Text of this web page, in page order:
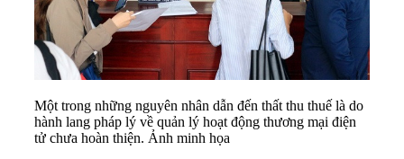
Một trong những nguyên nhân dẫn đến thất thu thuế là do
hành lang pháp lý về quản lý hoạt động thương mại điện
tử chưa hoàn thiện. Ảnh minh họa